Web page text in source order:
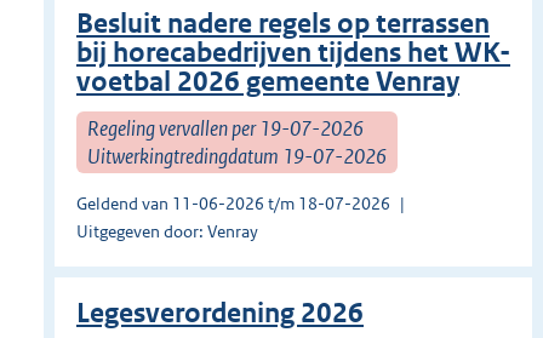
Besluit nadere regels op terrassen
bij horecabedrijven tijdens het WK-
voetbal 2026 gemeente Venray
Regeling vervallen per 19-07-2026
Uitwerkingtredingdatum 19-07-2026
Geldend van 11-06-2026 t/m 18-07-2026
Uitgegeven door: Venray
Legesverordening 2026